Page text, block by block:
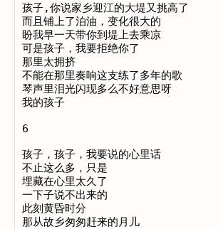
孩子,你说家乡迎江的大堤又挑高了
而且铺上了泊油，变化很大的
盼我早一天带你到堤上去乘凉
可是孩子，我要拒绝你了
那里太拥挤
不能在那里奏响这支练了多年的歌
琴声里泪光闪现多么不好意思呀
我的孩子
6
孩子，孩子，我要说的心里话
不止这么多，只是
埋藏在心里太久了
一下子说不出来的
此刻黄昏时分
那从故乡匆匆赶来的月儿